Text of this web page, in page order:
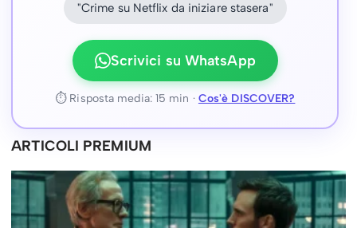
"Crime su Netflix da iniziare stasera"
Scrivici su WhatsApp
⏱ Risposta media: 15 min · Cos'è DISCOVER?
ARTICOLI PREMIUM